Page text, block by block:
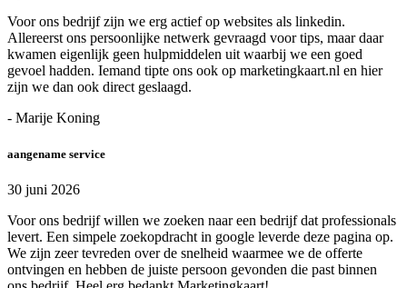
Voor ons bedrijf zijn we erg actief op websites als linkedin.
Allereerst ons persoonlijke netwerk gevraagd voor tips, maar daar
kwamen eigenlijk geen hulpmiddelen uit waarbij we een goed
gevoel hadden. Iemand tipte ons ook op marketingkaart.nl en hier
zijn we dan ook direct geslaagd.
- Marije Koning
aangename service
30 juni 2026
Voor ons bedrijf willen we zoeken naar een bedrijf dat professionals
levert. Een simpele zoekopdracht in google leverde deze pagina op.
We zijn zeer tevreden over de snelheid waarmee we de offerte
ontvingen en hebben de juiste persoon gevonden die past binnen